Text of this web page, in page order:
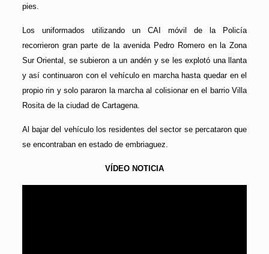
pies.
Los uniformados utilizando un CAI móvil de la Policía
recorrieron gran parte de la avenida Pedro Romero en la Zona
Sur Oriental, se subieron a un andén y se les explotó una llanta
y así continuaron con el vehículo en marcha hasta quedar en el
propio rin y solo pararon la marcha al colisionar en el barrio Villa
Rosita de la ciudad de Cartagena.
Al bajar del vehículo los residentes del sector se percataron que
se encontraban en estado de embriaguez.
VÍDEO NOTICIA